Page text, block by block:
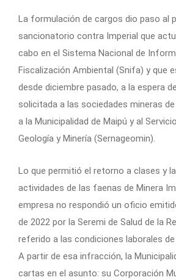
La formulación de cargos dio paso al
sancionatorio contra Imperial que
cabo en el Sistema Nacional de
Fiscalización Ambiental (Snifa) y que
desde diciembre pasado, a la espera
solicitada a las sociedades mineras
a la Municipalidad de Maipú y al
Geología y Minería (Sernageomin).
Lo que permitió el retorno a clases y
actividades de las faenas de Minera
empresa no respondió un oficio
de 2022 por la Seremi de Salud de la
referido a las condiciones laborales
A partir de esa infracción, la
cartas en el asunto: su Corporación